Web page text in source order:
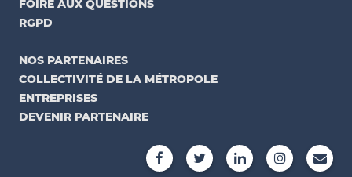
FOIRE AUX QUESTIONS
RGPD
NOS PARTENAIRES
COLLECTIVITÉ DE LA MÉTROPOLE
ENTREPRISES
DEVENIR PARTENAIRE